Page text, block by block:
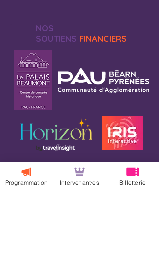
NOS
SOUTIENS FINANCIERS
Programmation Intervenant·es Billetterie